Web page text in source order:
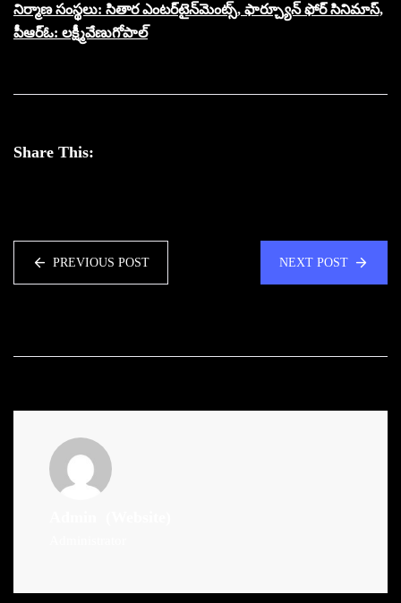
నిర్మాణ సంస్థలు: సితార ఎంటర్‌టైన్‌మెంట్స్, ఫార్చ్యూన్ ఫోర్ సినిమాస్‌,
పీఆర్ఓ: లక్ష్మీవేణుగోపాల్
Share This:
PREVIOUS POST NEXT POST